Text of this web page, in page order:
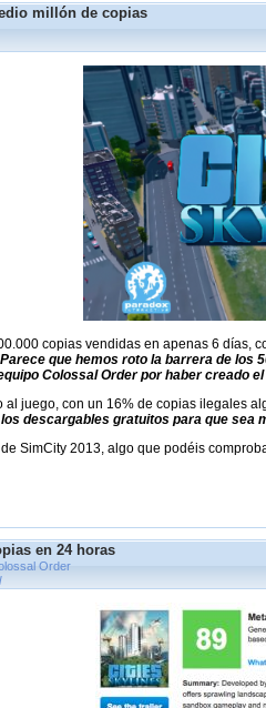
millón de copias
copias vendidas en apenas 6 días,
que hemos roto la barrera de los
Colossal Order por haber creado
al juego, con un 16% de copias ilegales
descargables gratuitos para que
SimCity 2013, algo que podéis
en 24 horas
Order